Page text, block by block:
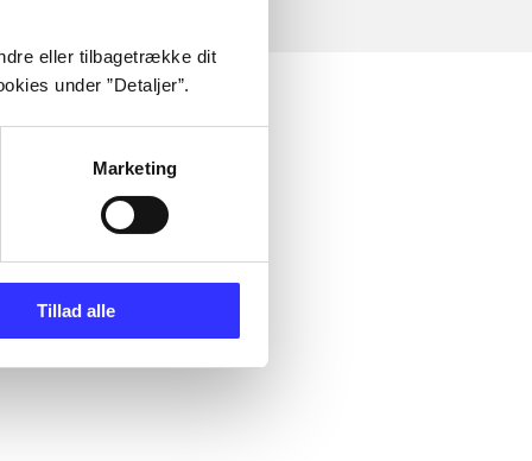
eller tilbagetrække dit
under ”Detaljer”.
Marketing
Tillad alle